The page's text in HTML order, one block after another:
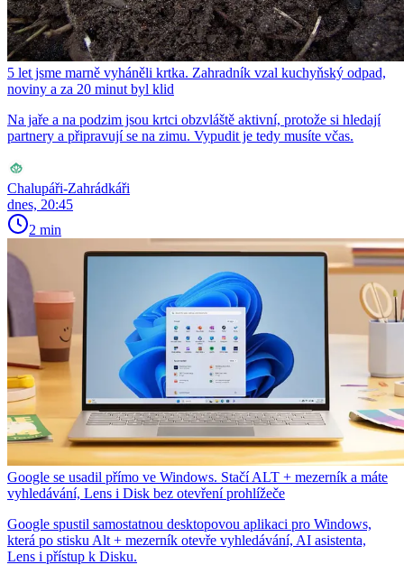
5 let jsme marně vyháněli krtka. Zahradník vzal kuchyňský odpad,
noviny a za 20 minut byl klid
Na jaře a na podzim jsou krtci obzvláště aktivní, protože si hledají
partnery a připravují se na zimu. Vypudit je tedy musíte včas.
Chalupáři-Zahrádkáři
dnes, 20:45
2 min
Google se usadil přímo ve Windows. Stačí ALT + mezerník a máte
vyhledávání, Lens i Disk bez otevření prohlížeče
Google spustil samostatnou desktopovou aplikaci pro Windows,
která po stisku Alt + mezerník otevře vyhledávání, AI asistenta,
Lens i přístup k Disku.